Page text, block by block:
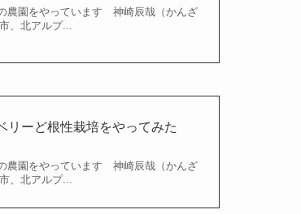
農園をやっています 神崎辰哉（かんざ
、北アルプ...
リーど根性栽培をやってみた
農園をやっています 神崎辰哉（かんざ
、北アルプ...